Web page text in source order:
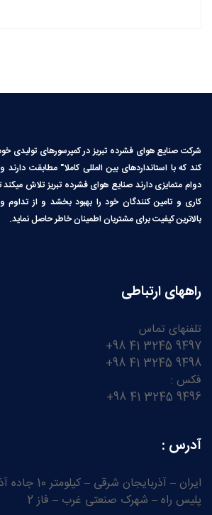
شرکت صنایع هوای فشرده تبریز در کمپرسورهای تولیدی
کند که با استانداردهای بین المللی کاملا″ مطابقت
دوام متمایزی دارند صنایع هوای فشرده تبریز تلاش میکند
کاری و تامین کنندگان خود را بهبود بخشد و از تداوم
بالاترین کیفیت برای مشتریان اطمینان خاطر حاصل نماید.
راههای ارتباطی
تلفنهای تماس
9497 3245 41 98+
9498 3245 41 98+
فکس :
9496 3245 41 98+
آدرس :
ایران –
پلیس راه – شهرک صنعتی غرب – فاز 2